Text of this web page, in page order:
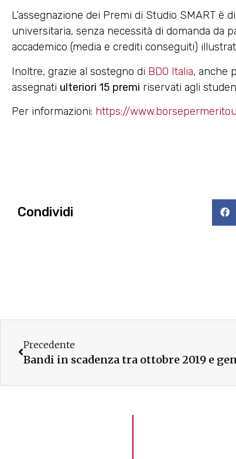
L’assegnazione dei Premi di Studio SMART è
universitaria, senza necessità di domanda da
accademico (media e crediti conseguiti)
Inoltre, grazie al sostegno di BDO Italia, anche
assegnati ulteriori 15 premi riservati agli
Per informazioni: https://
Condividi
Precedente
Bandi in scadenza tra ottobre 2019 e